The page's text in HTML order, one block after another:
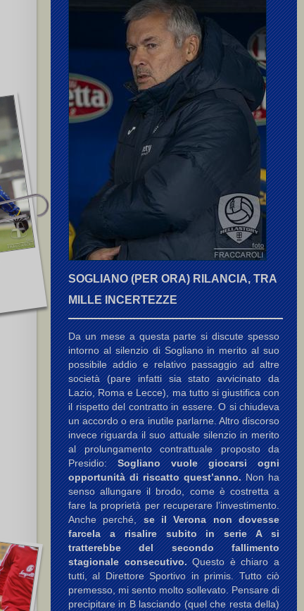
, Mancini M.,
Le Noci G.
,Selva A.
(rig.),Esposito (II) G.
SOGLIANO (PER ORA) RILANCIA, TRA
MILLE INCERTEZZE
Da un mese a questa parte si discute spesso
intorno al silenzio di Sogliano in merito al suo
possibile addio e relativo passaggio ad altre
società (pare infatti sia stato avvicinato da
Lazio, Roma e Lecce), ma tutto si giustifica con
il rispetto del contratto in essere. O si chiudeva
un accordo o era inutile parlarne. Altro discorso
invece riguarda il suo attuale silenzio in merito
al prolungamento contrattuale proposto da
Presidio:Sogliano vuole giocarsi ogni
opportunità di riscatto quest’anno.Non ha
senso allungare il brodo, come è costretta a
fare la proprietà per recuperare l’investimento.
Anche perché,se il Verona non dovesse
farcela a risalire subito in serie A si
tratterebbe del secondo fallimento
stagionale consecutivo.Questo è chiaro a
tutti, al Direttore Sportivo in primis. Tutto ciò
premesso, mi sento molto sollevato. Pensare di
precipitare in B lasciando (quel che resta della)